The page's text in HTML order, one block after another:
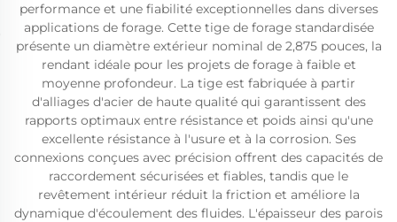
performance et une fiabilité exceptionnelles dans diverses
applications de forage. Cette tige de forage standardisée
présente un diamètre extérieur nominal de 2,875 pouces, la
rendant idéale pour les projets de forage à faible et
moyenne profondeur. La tige est fabriquée à partir
d'alliages d'acier de haute qualité qui garantissent des
rapports optimaux entre résistance et poids ainsi qu'une
excellente résistance à l'usure et à la corrosion. Ses
connexions conçues avec précision offrent des capacités de
raccordement sécurisées et fiables, tandis que le
revêtement intérieur réduit la friction et améliore la
dynamique d'écoulement des fluides. L'épaisseur des parois